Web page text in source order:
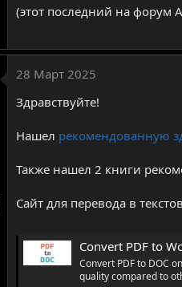
(этот последний на форум
28 Март 2025
Здравствуйте!
Нашел рекомендованную
Также нашел 2 книги
Сайт для перевода в
Convert PDF to
Convert PDF to DOC
quality compared to